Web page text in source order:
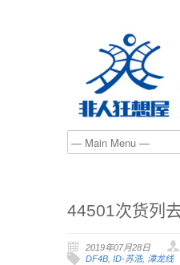
44501次货列
2019年07月28日
DF4B, ID-苏浩, 漳龙线